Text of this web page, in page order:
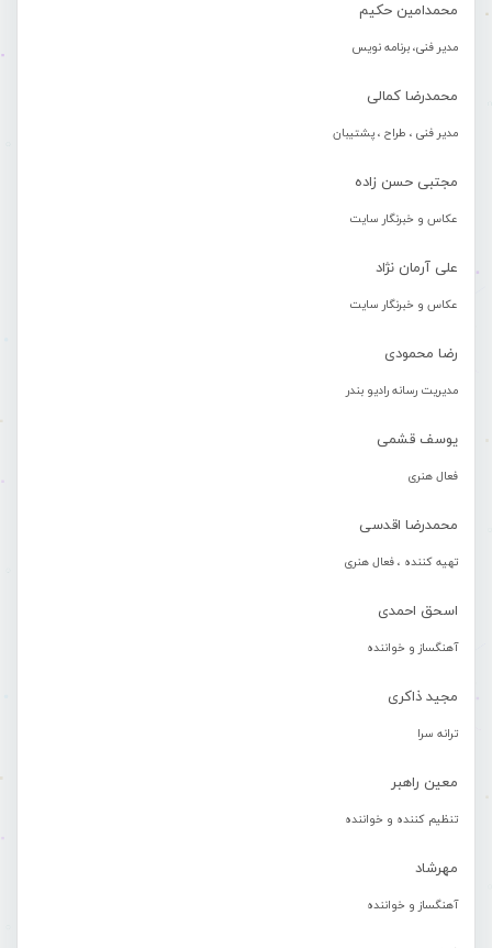
محمدامین حکیم
مدیر فنی، برنامه نویس
محمدرضا کمالی
مدیر فنی ، طراح ، پشتیبان
مجتبی حسن زاده
عکاس و خبرنگار سایت
علی آرمان نژاد
عکاس و خبرنگار سایت
رضا محمودی
مدیریت رسانه رادیو بندر
یوسف قشمی
فعال هنری
محمدرضا اقدسی
تهیه کننده ، فعال هنری
اسحق احمدی
آهنگساز و خواننده
مجید ذاکری
ترانه سرا
معین راهبر
تنظیم کننده و خواننده
مهرشاد
آهنگساز و خواننده